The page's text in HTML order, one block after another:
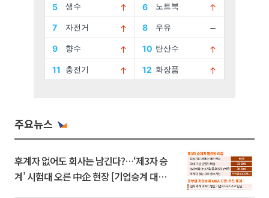
주요뉴스
후계자 없어도 회사는 남긴다?…‘제3자 승
계’ 시험대 오른 中企 현장 [기업승계 대전